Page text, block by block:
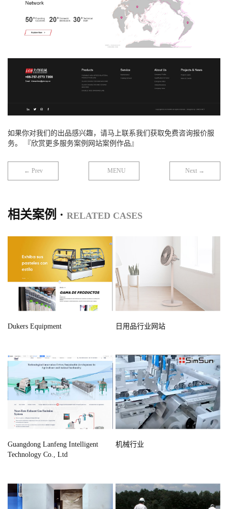
如果你对我们的出品感兴趣，请马上联系我们获取免费咨询报价服
务。 『欣赏更多服务案例网站案例作品』
← Prev MENU Next →
相关案例 · RELATED CASES
Dukers Equipment 日用品行业网站
Guangdong Lanfeng Intelligent
Technology Co., Ltd
机械行业